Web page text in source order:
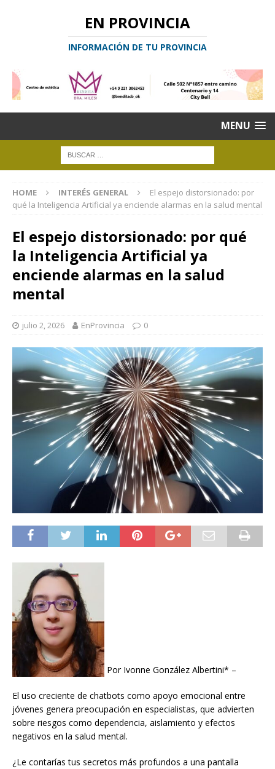
EN PROVINCIA
INFORMACIÓN DE TU PROVINCIA
MENU
HOME INTERÉS GENERAL
El espejo distorsionado: por
qué la Inteligencia Artificial ya enciende alarmas en la salud mental
El espejo distorsionado: por qué
la Inteligencia Artificial ya
enciende alarmas en la salud
mental
julio 2, 2026 EnProvincia 0
Por Ivonne González Albertini* –
El uso creciente de chatbots como apoyo emocional entre
jóvenes genera preocupación en especialistas, que advierten
sobre riesgos como dependencia, aislamiento y efectos
negativos en la salud mental.
¿Le contarías tus secretos más profundos a una pantalla